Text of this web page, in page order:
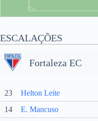
ESCALAÇÕES
Fortaleza EC
23 Helton Leite
14 E. Mancuso